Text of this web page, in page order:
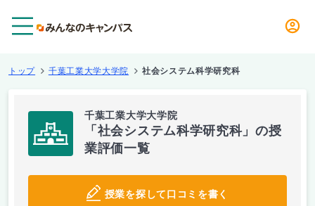
トップ 千葉工業大学大学院 社会システム科学研究科
千葉工業大学大学院
「社会システム科学研究科」の授
業評価一覧
授業を探して口コミを書く